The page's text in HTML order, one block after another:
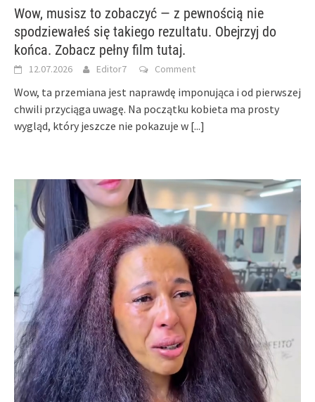
Wow, musisz to zobaczyć — z pewnością nie
spodziewałeś się takiego rezultatu. Obejrzyj do
końca. Zobacz pełny film tutaj.
12.07.2026 Editor7 Comment
Wow, ta przemiana jest naprawdę imponująca i od pierwszej
chwili przyciąga uwagę. Na początku kobieta ma prosty
wygląd, który jeszcze nie pokazuje w [...]